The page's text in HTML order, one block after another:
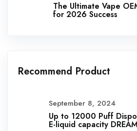
The Ultimate Vape
for 2026 Success
Recommend Product
September 8, 2024
Up to 12000 Puff
E-liquid capacity